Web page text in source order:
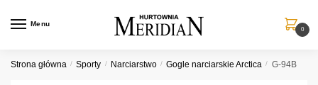
Menu
0
Strona główna / Sporty / Narciarstwo / Gogle narciarskie Arctica / G-94B